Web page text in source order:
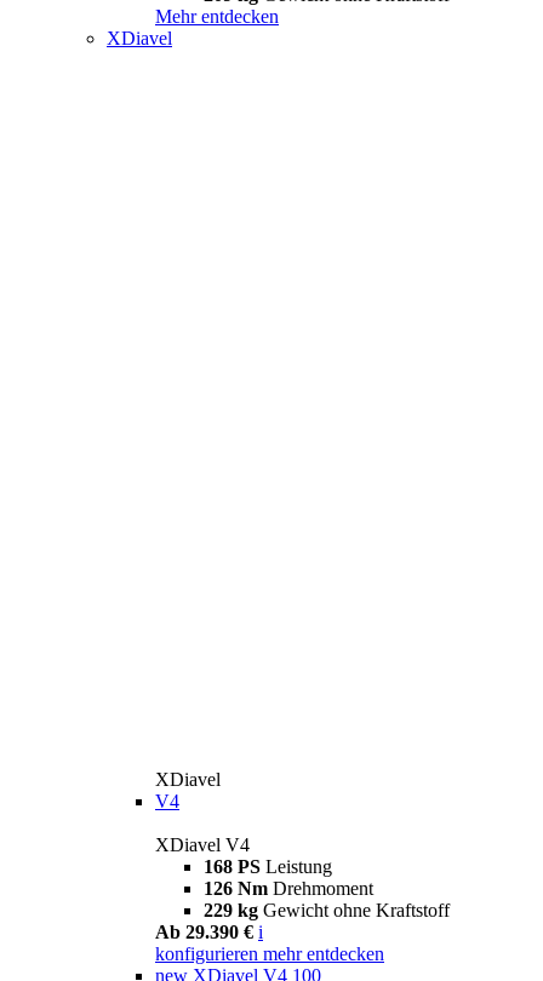
Mehr entdecken
XDiavel
XDiavel
V4
XDiavel V4
168 PS Leistung
126 Nm Drehmoment
229 kg Gewicht ohne Kraftstoff
Ab 29.390 € i
konfigurieren mehr entdecken
new XDiavel V4 100